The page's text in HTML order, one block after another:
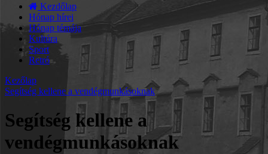
Kezdőlap
Hónap hírei
Hónap témája
Kultúra
Sport
Retró
Kezőlap
Segítség kellene a vendégmunkásoknak
Segítség kellene a
vendégmunkásoknak